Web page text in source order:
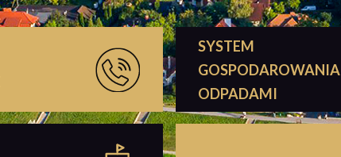
SYSTEM
GOSPODAROWANIA
ODPADAMI